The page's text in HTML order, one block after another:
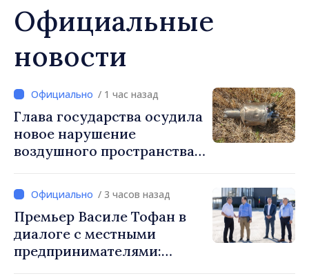
Официальные
новости
/ 1 час назад
Глава государства осудила
новое нарушение
воздушного пространства:
затрагивает нас
/ 3 часов назад
Премьер Василе Тофан в
диалоге с местными
предпринимателями: